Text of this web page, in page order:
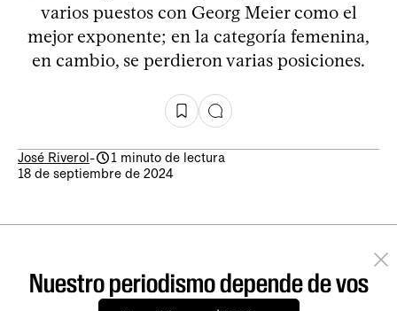
varios puestos con Georg Meier como el
mejor exponente; en la categoría femenina,
en cambio, se perdieron varias posiciones.
José Riverol-
1 minuto de lectura
18 de septiembre de 2024
Nuestro periodismo depende de vos